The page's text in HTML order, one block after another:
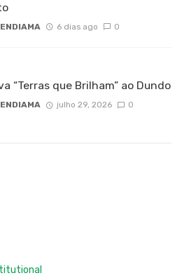
6 dias ago 0
“Terras que Brilham” ao Dundo
julho 29, 2026 0